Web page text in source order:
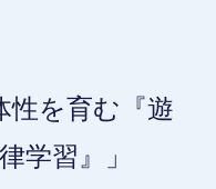
性を育む『遊
学習』」